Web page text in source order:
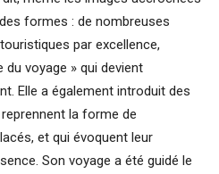
formes : de nombreuses
par excellence,
du voyage » qui devient
Elle a également introduit des
la forme de
et qui évoquent leur
Son voyage a été guidé le